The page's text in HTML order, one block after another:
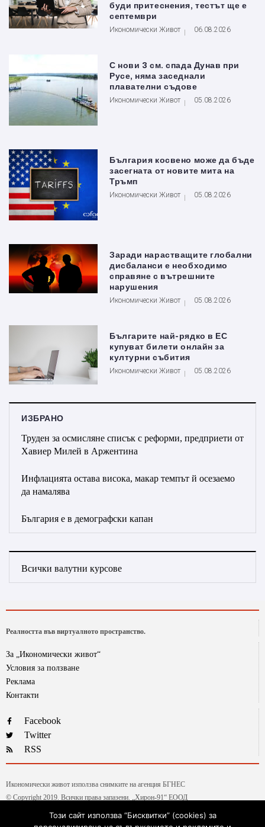
буди притеснения, тестът ще е
септември
Икономически Живот 06.08.2026
С нови 3 см. спада Дунав при
Русе, няма заседнали
плавателни съдове
Икономически Живот 05.08.2026
България косвено може да бъде
засегната от новите мита на
Тръмп
Икономически Живот 05.08.2026
Заради нарастващите глобални
дисбаланси е необходимо
справяне с вътрешните
нарушения
Икономически Живот 05.08.2026
Българите най-рядко в ЕС
купуват билети онлайн за
културни събития
Икономически Живот 05.08.2026
ИЗБРАНО
Труден за осмисляне списък с реформи, предприети от
Хавиер Милей в Аржентина
Инфлацията остава висока, макар темпът й осезаемо
да намалява
България е в демографски капан
Всички валутни курсове
Реалността във виртуалното пространство.
За „Икономически живот“
Условия за ползване
Реклама
Контакти
Facebook
Twitter
RSS
Икономически живот използва снимките на агенция БГНЕС
© Copyright 2019. Всички права запазени. „Хирон-91“ ЕООД
Този сайт използва “Бисквитки” (cookies) за